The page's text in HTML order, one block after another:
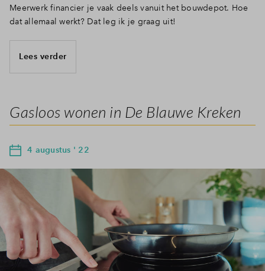
Meerwerk financier je vaak deels vanuit het bouwdepot. Hoe
dat allemaal werkt? Dat leg ik je graag uit!
Lees verder
Gasloos wonen in De Blauwe Kreken
4 augustus ' 22